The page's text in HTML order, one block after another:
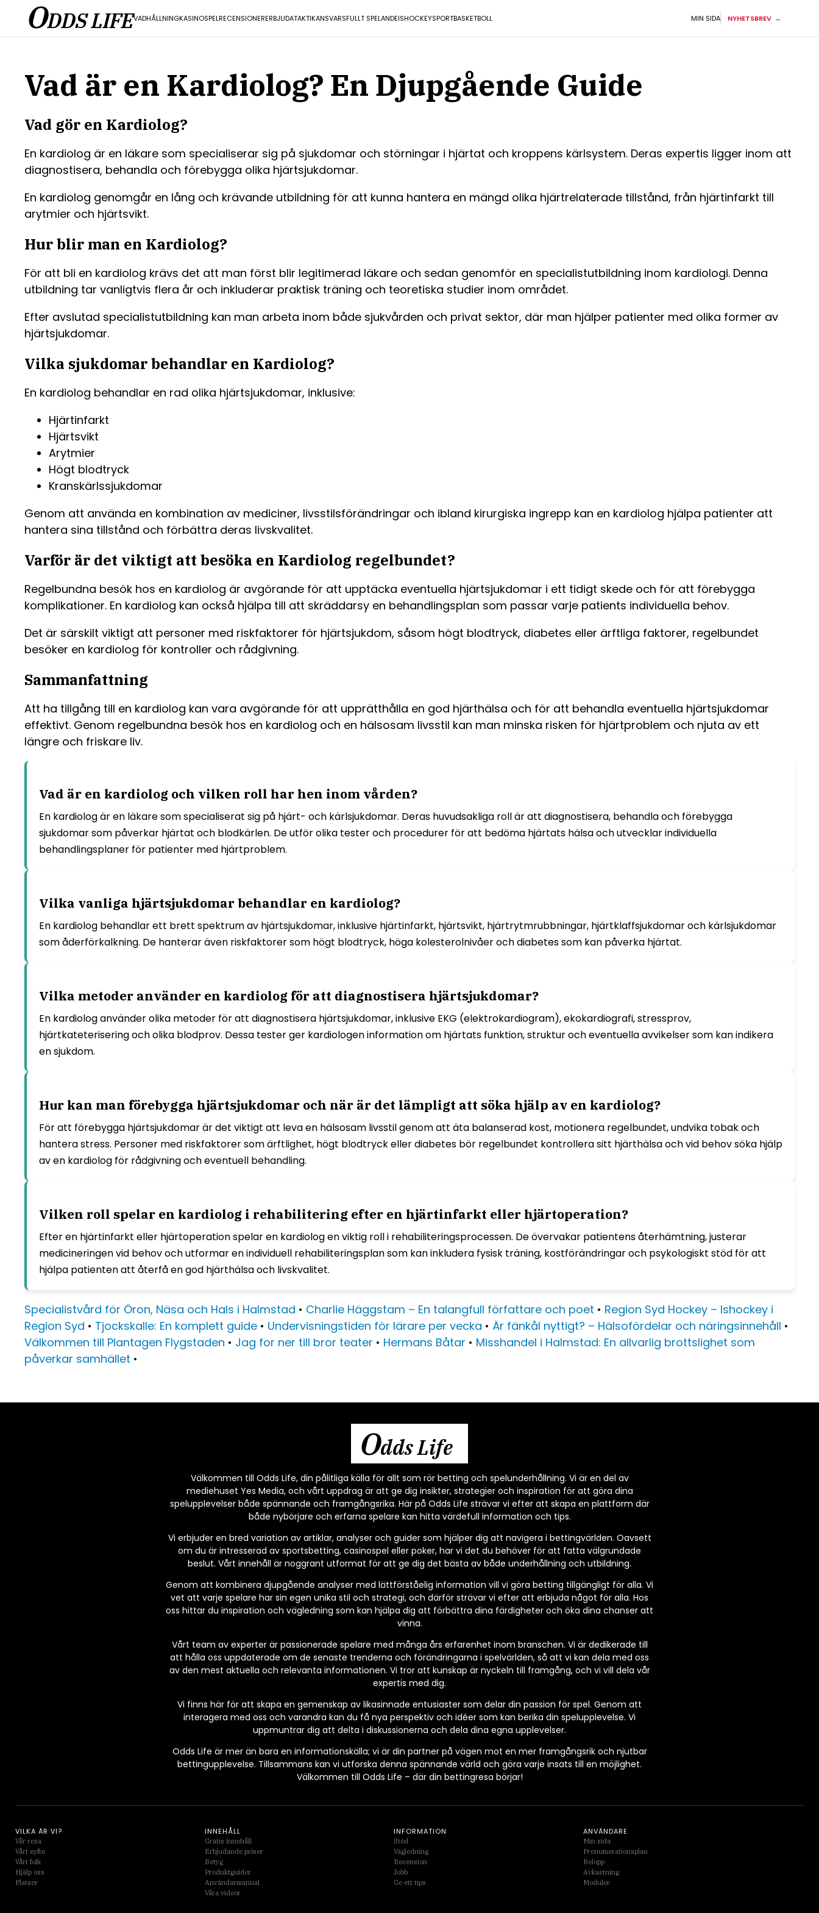
ODDS LIFEVADHÅLLNINGKASINOSPELRECENSIONERERBJUDATAKTIKANSVARSFULLT SPELANDEISHOCKEYSPORTBASKETBOLL MIN SIDA NYHETSBREV
Vad är en Kardiolog? En Djupgående Guide
Vad gör en Kardiolog?
En kardiolog är en läkare som specialiserar sig på sjukdomar och störningar i hjärtat och kroppens kärlsystem. Deras expertis ligger inom att
diagnostisera, behandla och förebygga olika hjärtsjukdomar.
En kardiolog genomgår en lång och krävande utbildning för att kunna hantera en mängd olika hjärtrelaterade tillstånd, från hjärtinfarkt till
arytmier och hjärtsvikt.
Hur blir man en Kardiolog?
För att bli en kardiolog krävs det att man först blir legitimerad läkare och sedan genomför en specialistutbildning inom kardiologi. Denna
utbildning tar vanligtvis flera år och inkluderar praktisk träning och teoretiska studier inom området.
Efter avslutad specialistutbildning kan man arbeta inom både sjukvården och privat sektor, där man hjälper patienter med olika former av
hjärtsjukdomar.
Vilka sjukdomar behandlar en Kardiolog?
En kardiolog behandlar en rad olika hjärtsjukdomar, inklusive:
Hjärtinfarkt
Hjärtsvikt
Arytmier
Högt blodtryck
Kranskärlssjukdomar
Genom att använda en kombination av mediciner, livsstilsförändringar och ibland kirurgiska ingrepp kan en kardiolog hjälpa patienter att
hantera sina tillstånd och förbättra deras livskvalitet.
Varför är det viktigt att besöka en Kardiolog regelbundet?
Regelbundna besök hos en kardiolog är avgörande för att upptäcka eventuella hjärtsjukdomar i ett tidigt skede och för att förebygga
komplikationer. En kardiolog kan också hjälpa till att skräddarsy en behandlingsplan som passar varje patients individuella behov.
Det är särskilt viktigt att personer med riskfaktorer för hjärtsjukdom, såsom högt blodtryck, diabetes eller ärftliga faktorer, regelbundet
besöker en kardiolog för kontroller och rådgivning.
Sammanfattning
Att ha tillgång till en kardiolog kan vara avgörande för att upprätthålla en god hjärthälsa och för att behandla eventuella hjärtsjukdomar
effektivt. Genom regelbundna besök hos en kardiolog och en hälsosam livsstil kan man minska risken för hjärtproblem och njuta av ett
längre och friskare liv.
Vad är en kardiolog och vilken roll har hen inom vården?
En kardiolog är en läkare som specialiserat sig på hjärt- och kärlsjukdomar. Deras huvudsakliga roll är att diagnostisera, behandla och förebygga
sjukdomar som påverkar hjärtat och blodkärlen. De utför olika tester och procedurer för att bedöma hjärtats hälsa och utvecklar individuella
behandlingsplaner för patienter med hjärtproblem.
Vilka vanliga hjärtsjukdomar behandlar en kardiolog?
En kardiolog behandlar ett brett spektrum av hjärtsjukdomar, inklusive hjärtinfarkt, hjärtsvikt, hjärtrytmrubbningar, hjärtklaffsjukdomar och kärlsjukdomar
som åderförkalkning. De hanterar även riskfaktorer som högt blodtryck, höga kolesterolnivåer och diabetes som kan påverka hjärtat.
Vilka metoder använder en kardiolog för att diagnostisera hjärtsjukdomar?
En kardiolog använder olika metoder för att diagnostisera hjärtsjukdomar, inklusive EKG (elektrokardiogram), ekokardiografi, stressprov,
hjärtkateterisering och olika blodprov. Dessa tester ger kardiologen information om hjärtats funktion, struktur och eventuella avvikelser som kan indikera
en sjukdom.
Hur kan man förebygga hjärtsjukdomar och när är det lämpligt att söka hjälp av en kardiolog?
För att förebygga hjärtsjukdomar är det viktigt att leva en hälsosam livsstil genom att äta balanserad kost, motionera regelbundet, undvika tobak och
hantera stress. Personer med riskfaktorer som ärftlighet, högt blodtryck eller diabetes bör regelbundet kontrollera sitt hjärthälsa och vid behov söka hjälp
av en kardiolog för rådgivning och eventuell behandling.
Vilken roll spelar en kardiolog i rehabilitering efter en hjärtinfarkt eller hjärtoperation?
Efter en hjärtinfarkt eller hjärtoperation spelar en kardiolog en viktig roll i rehabiliteringsprocessen. De övervakar patientens återhämtning, justerar
medicineringen vid behov och utformar en individuell rehabiliteringsplan som kan inkludera fysisk träning, kostförändringar och psykologiskt stöd för att
hjälpa patienten att återfå en god hjärthälsa och livskvalitet.
Specialistvård för Öron, Näsa och Hals i Halmstad • Charlie Häggstam – En talangfull författare och poet • Region Syd Hockey – Ishockey i
Region Syd • Tjockskalle: En komplett guide • Undervisningstiden för lärare per vecka • Är fänkål nyttigt? – Hälsofördelar och näringsinnehåll •
Välkommen till Plantagen Flygstaden • Jag for ner till bror teater • Hermans Båtar • Misshandel i Halmstad: En allvarlig brottslighet som
påverkar samhället •
Odds Life
Välkommen till Odds Life, din pålitliga källa för allt som rör betting och spelunderhållning. Vi är en del av
mediehuset Yes Media, och vårt uppdrag är att ge dig insikter, strategier och inspiration för att göra dina
spelupplevelser både spännande och framgångsrika. Här på Odds Life strävar vi efter att skapa en plattform där
både nybörjare och erfarna spelare kan hitta värdefull information och tips.
Vi erbjuder en bred variation av artiklar, analyser och guider som hjälper dig att navigera i bettingvärlden. Oavsett
om du är intresserad av sportsbetting, casinospel eller poker, har vi det du behöver för att fatta välgrundade
beslut. Vårt innehåll är noggrant utformat för att ge dig det bästa av både underhållning och utbildning.
Genom att kombinera djupgående analyser med lättförståelig information vill vi göra betting tillgängligt för alla. Vi
vet att varje spelare har sin egen unika stil och strategi, och därför strävar vi efter att erbjuda något för alla. Hos
oss hittar du inspiration och vägledning som kan hjälpa dig att förbättra dina färdigheter och öka dina chanser att
vinna.
Vårt team av experter är passionerade spelare med många års erfarenhet inom branschen. Vi är dedikerade till
att hålla oss uppdaterade om de senaste trenderna och förändringarna i spelvärlden, så att vi kan dela med oss
av den mest aktuella och relevanta informationen. Vi tror att kunskap är nyckeln till framgång, och vi vill dela vår
expertis med dig.
Vi finns här för att skapa en gemenskap av likasinnade entusiaster som delar din passion för spel. Genom att
interagera med oss och varandra kan du få nya perspektiv och idéer som kan berika din spelupplevelse. Vi
uppmuntrar dig att delta i diskussionerna och dela dina egna upplevelser.
Odds Life är mer än bara en informationskälla; vi är din partner på vägen mot en mer framgångsrik och njutbar
bettingupplevelse. Tillsammans kan vi utforska denna spännande värld och göra varje insats till en möjlighet.
Välkommen till Odds Life – där din bettingresa börjar!
VILKA ÄR VI?
Vår resa
Vårt syfte
Vårt folk
Hjälp oss
Platser
INNEHÅLL
Gratis innehåll
Erbjudande priser
Betyg
Produktguider
Användarmanual
Våra videor
INFORMATION
Stöd
Vägledning
Recension
Jobb
Ge ett tips
ANVÄNDARE
Min sida
Prenumerationsplan
Belopp
Avkastning
Moduler